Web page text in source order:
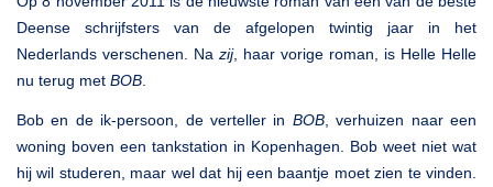
Helle
Deense schrijfsters van de afgelopen twintig jaar in het
Nederlands verschenen. Na zij, haar vorige roman, is Helle Helle
nu terug met BOB
Bob en de ik-persoon, de verteller in BOB, verhuizen naar een
woning boven een tankstation in Kopenhagen. Bob weet niet wat
hij wil studeren, maar wel dat hij een baantje moet zien te vinden.